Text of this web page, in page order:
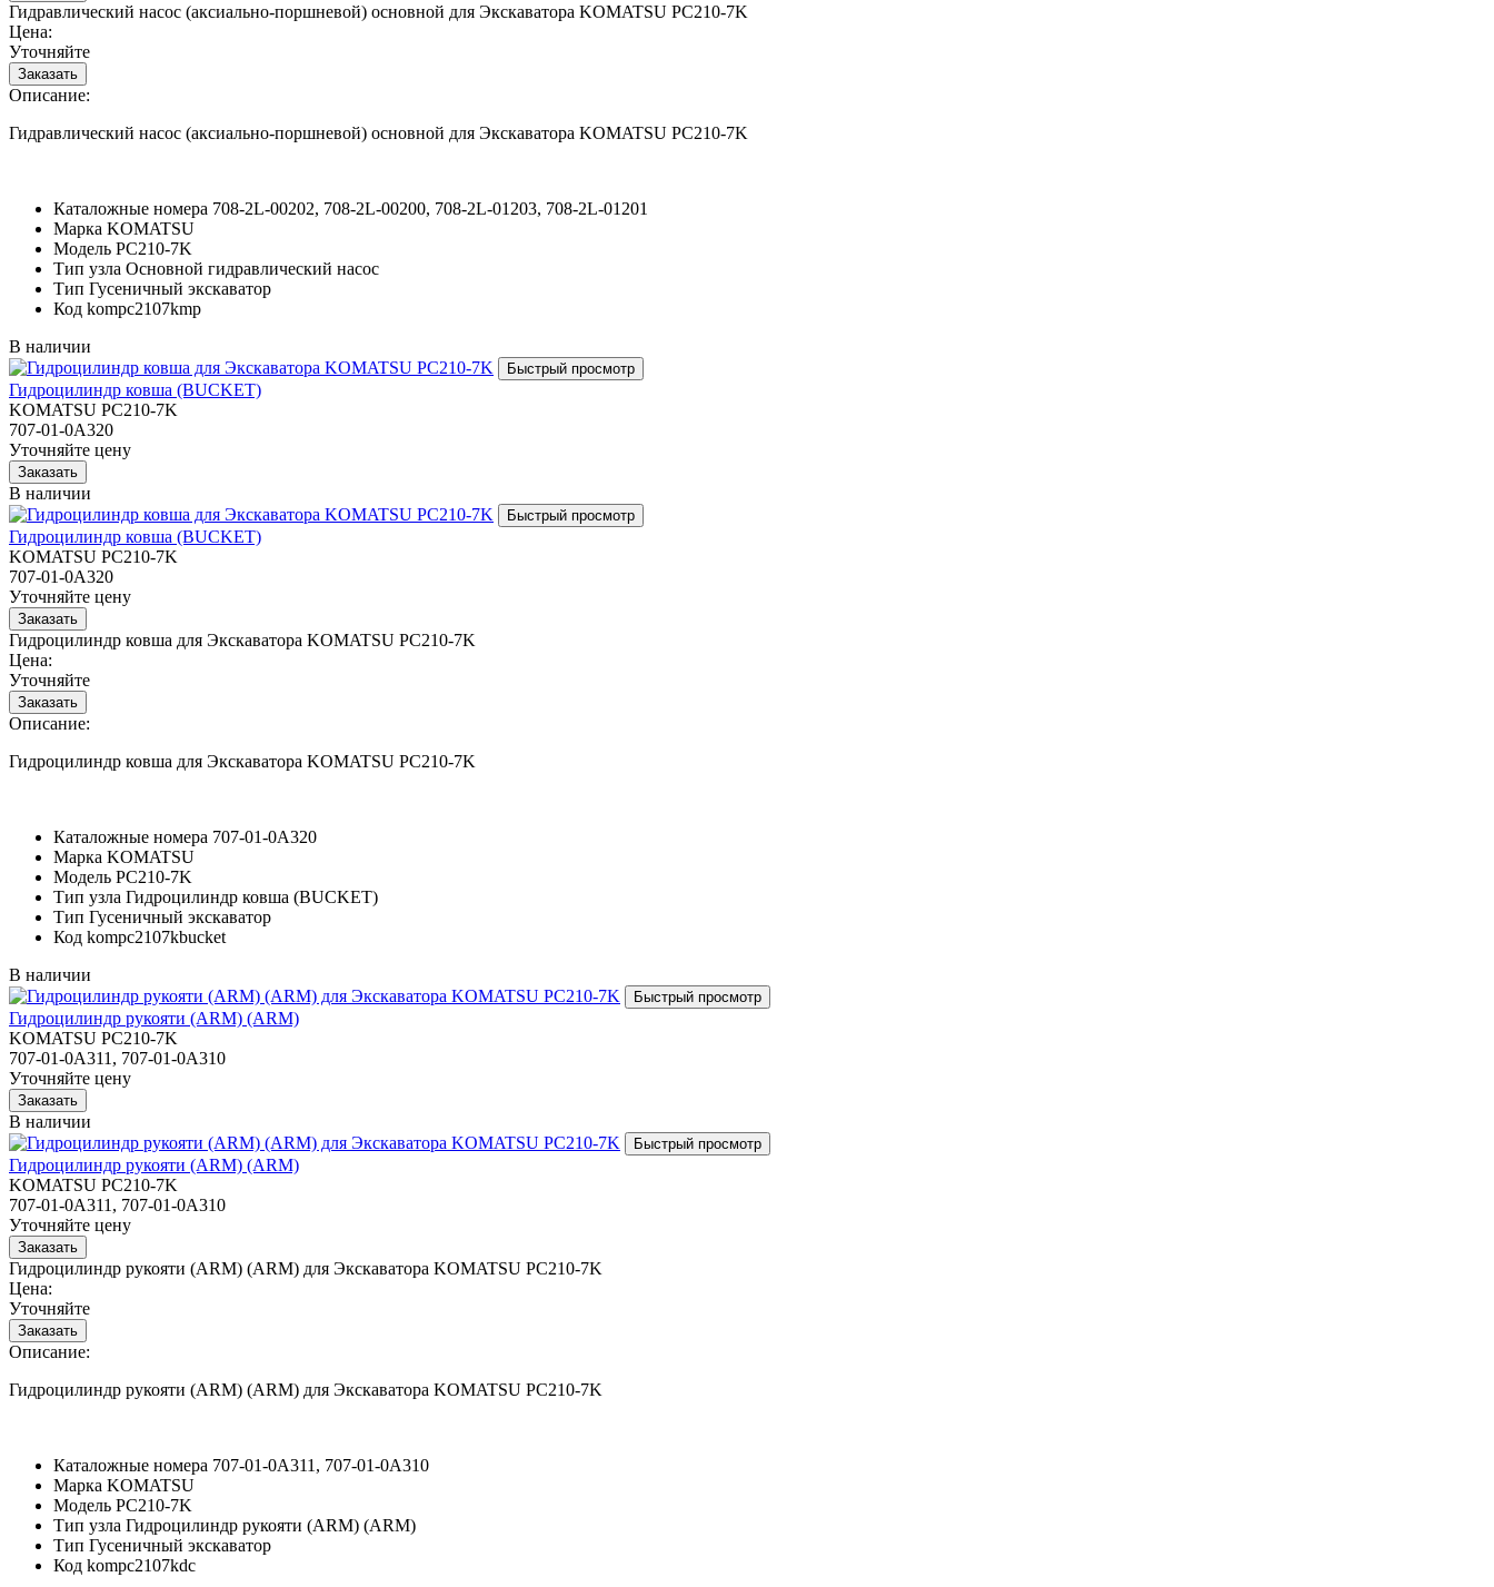
Гидравлический насос (аксиально-поршневой) основной для Экскаватора KOMATSU PC210-7K
Цена:
Уточняйте
Описание:
Гидравлический насос (аксиально-поршневой) основной для Экскаватора KOMATSU PC210-7K
Каталожные номера 708-2L-00202, 708-2L-00200, 708-2L-01203, 708-2L-01201
Марка KOMATSU
Модель PC210-7K
Тип узла Основной гидравлический насос
Тип Гусеничный экскаватор
Код kompc2107kmp
В наличии
Гидроцилиндр ковша (BUCKET)
KOMATSU PC210-7K
707-01-0A320
Уточняйте цену
В наличии
Гидроцилиндр ковша (BUCKET)
KOMATSU PC210-7K
707-01-0A320
Уточняйте цену
Гидроцилиндр ковша для Экскаватора KOMATSU PC210-7K
Цена:
Уточняйте
Описание:
Гидроцилиндр ковша для Экскаватора KOMATSU PC210-7K
Каталожные номера 707-01-0A320
Марка KOMATSU
Модель PC210-7K
Тип узла Гидроцилиндр ковша (BUCKET)
Тип Гусеничный экскаватор
Код kompc2107kbucket
В наличии
Гидроцилиндр рукояти (ARM) (ARM)
KOMATSU PC210-7K
707-01-0A311, 707-01-0A310
Уточняйте цену
В наличии
Гидроцилиндр рукояти (ARM) (ARM)
KOMATSU PC210-7K
707-01-0A311, 707-01-0A310
Уточняйте цену
Гидроцилиндр рукояти (ARM) (ARM) для Экскаватора KOMATSU PC210-7K
Цена:
Уточняйте
Описание:
Гидроцилиндр рукояти (ARM) (ARM) для Экскаватора KOMATSU PC210-7K
Каталожные номера 707-01-0A311, 707-01-0A310
Марка KOMATSU
Модель PC210-7K
Тип узла Гидроцилиндр рукояти (ARM) (ARM)
Тип Гусеничный экскаватор
Код kompc2107kdc